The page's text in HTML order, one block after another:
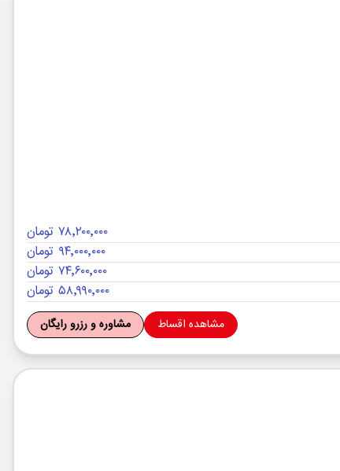
۷۸٬۲۰۰٬۰۰۰ تومان
۹۴٬۰۰۰٬۰۰۰ تومان
۷۴٬۶۰۰٬۰۰۰ تومان
۵۸٬۹۹۰٬۰۰۰ تومان
مشاهده اقساط مشاوره و رزرو رایگان